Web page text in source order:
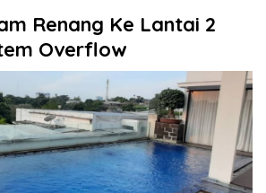
Renang Ke Lantai 2
Overflow